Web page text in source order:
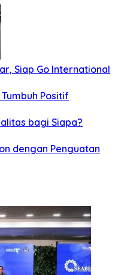
Siap Go International
Positif
bagi Siapa?
dengan Penguatan